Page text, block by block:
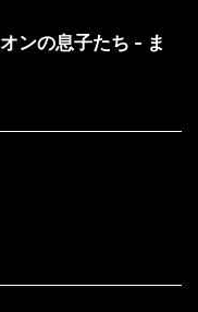
ンの息子たち - ま